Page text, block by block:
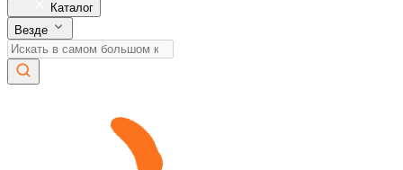
Каталог
Везде